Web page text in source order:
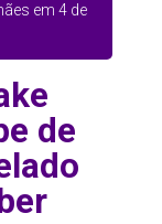
em 4 de
de